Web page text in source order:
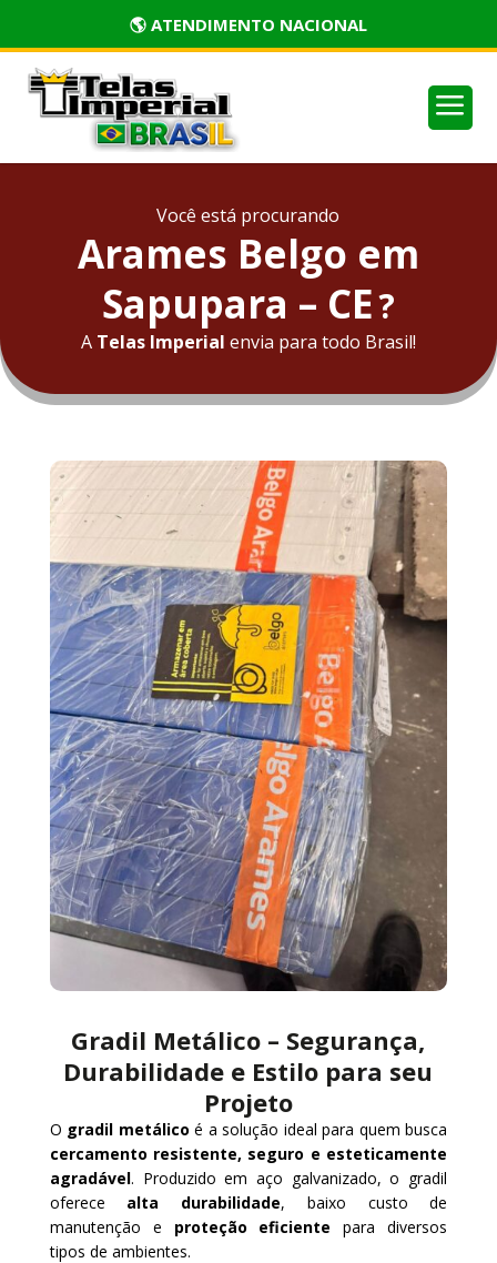
🏅 PRODUTOS CERTIFICADOS
a
Você está procurando
Arames Belgo em
Sapupara – CE?
A Telas Imperial envia para todo Brasil!
Gradil Metálico – Segurança,
Durabilidade e Estilo para seu
Projeto
O gradil metálico é a solução ideal para quem busca
cercamento resistente, seguro e esteticamente
agradável. Produzido em aço galvanizado, o gradil
oferece alta durabilidade, baixo custo de
manutenção e proteção eficiente para diversos
tipos de ambientes.